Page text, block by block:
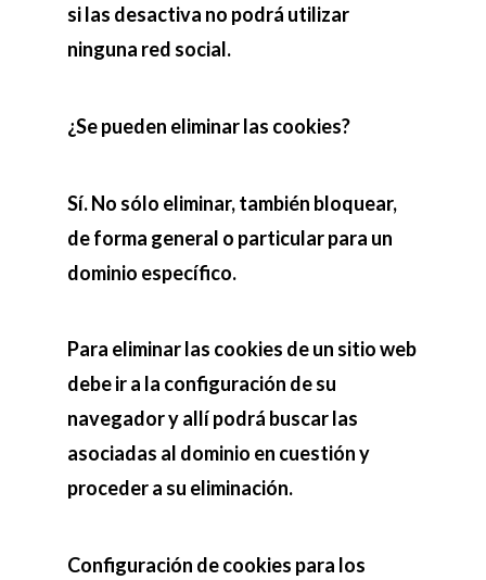
si las desactiva no podrá utilizar
ninguna red social.
¿Se pueden eliminar las cookies?
Sí. No sólo eliminar, también bloquear,
de forma general o particular para un
dominio específico.
Para eliminar las cookies de un sitio web
debe ir a la configuración de su
navegador y allí podrá buscar las
asociadas al dominio en cuestión y
proceder a su eliminación.
Configuración de cookies para los